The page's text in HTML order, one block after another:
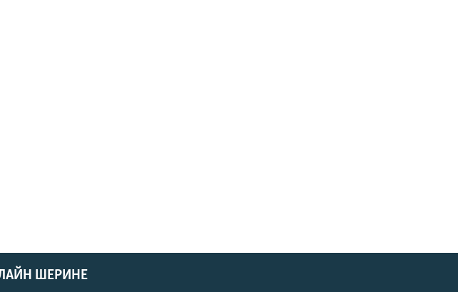
ШЕРИНЕ